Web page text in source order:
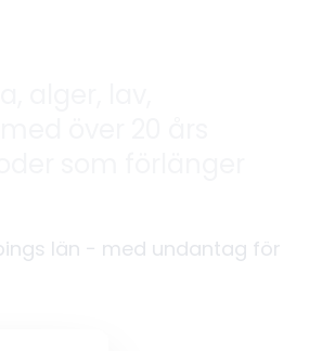
alger, lav,
över 20 års
som förlänger
län − med undantag för